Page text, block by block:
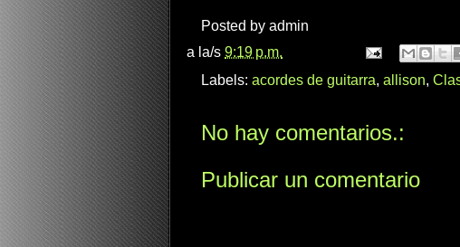
Posted by admin
a la/s 9:19 p.m.
Labels: acordes de guitarra, allison,
No hay comentarios.:
Publicar un comentario